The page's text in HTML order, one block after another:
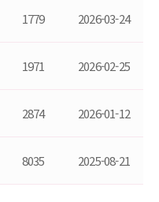
1779 2026-03-24
1971 2026-02-25
2874 2026-01-12
8035 2025-08-21